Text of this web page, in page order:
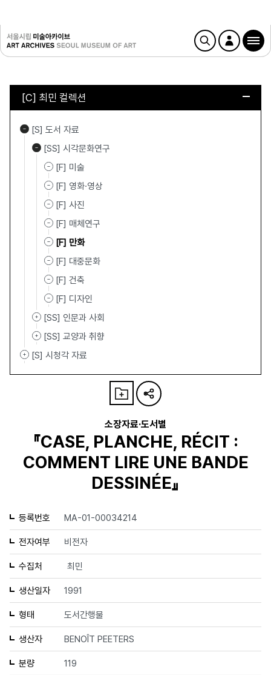
[C] 최민 컬렉션
[S] 도서 자료
[SS] 시각문화연구
[F] 미술
[F] 영화·영상
[F] 사진
[F] 매체연구
[F] 만화
[F] 대중문화
[F] 건축
[F] 디자인
[SS] 인문과 사회
[SS] 교양과 취향
[S] 시청각 자료
소장자료·도서별
『CASE, PLANCHE, RÉCIT :
COMMENT LIRE UNE BANDE
DESSINÉE』
등록번호 MA-01-00034214
전자여부 비전자
수집처 최민
생산일자 1991
형태 도서간행물
생산자 BENOÎT PEETERS
분량 119